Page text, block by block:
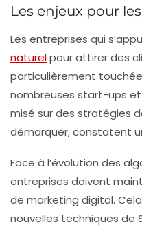
Les enjeux pour
Les entreprises qui
naturelpour attirer des
particulièrement
nombreuses start-ups
misé sur des stratégies
démarquer, constatent
Face à l’évolution des
entreprises doivent
de marketing digital.
nouvelles techniques de